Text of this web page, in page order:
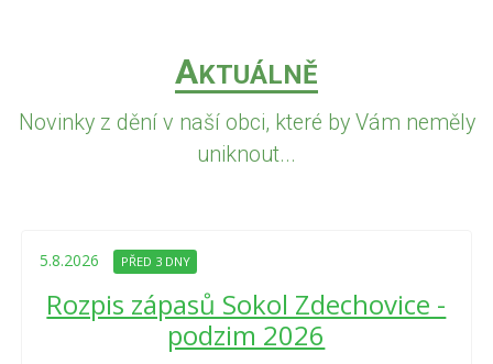
AKTUÁLNĚ
Novinky z dění v naší obci, které by Vám neměly
uniknout...
5.8.2026 PŘED 3 DNY
Rozpis zápasů Sokol Zdechovice -
podzim 2026